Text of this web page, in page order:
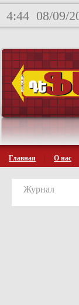
4:44 08/09/
Главная О нас
Журнал